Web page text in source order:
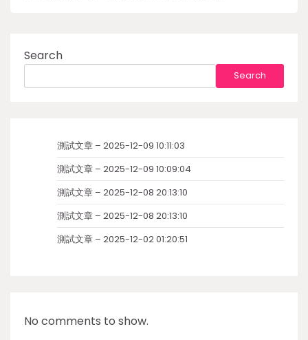
Search
Search
測試文章 – 2025-12-09 10:11:03
測試文章 – 2025-12-09 10:09:04
測試文章 – 2025-12-08 20:13:10
測試文章 – 2025-12-08 20:13:10
測試文章 – 2025-12-02 01:20:51
No comments to show.